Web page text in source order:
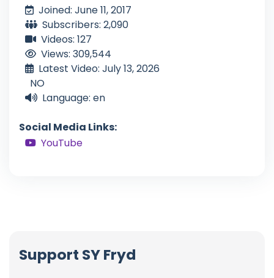
Joined: June 11, 2017
Subscribers: 2,090
Videos: 127
Views: 309,544
Latest Video: July 13, 2026
NO
Language: en
Social Media Links:
YouTube
Support SY Fryd